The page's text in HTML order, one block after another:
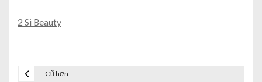
2 Si Beauty
Cũ hơn